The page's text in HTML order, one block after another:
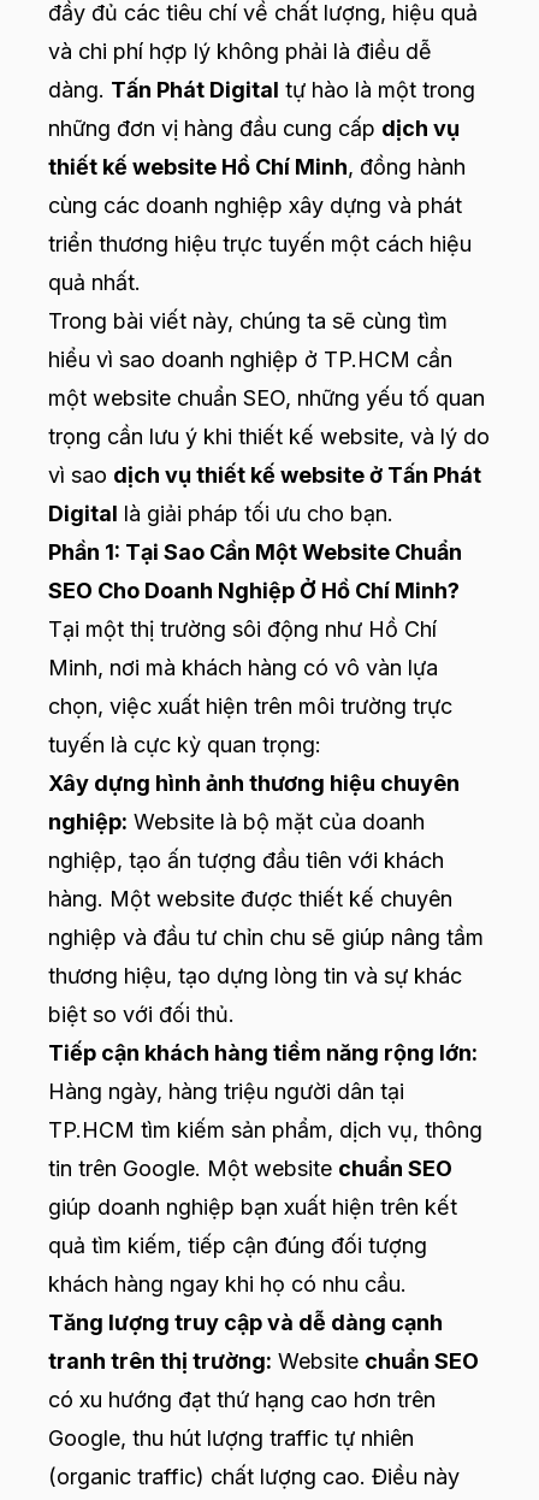
đầy đủ các tiêu chí về chất lượng, hiệu quả
và chi phí hợp lý không phải là điều dễ
dàng. Tấn Phát Digital tự hào là một trong
những đơn vị hàng đầu cung cấp dịch vụ
thiết kế website Hồ Chí Minh, đồng hành
cùng các doanh nghiệp xây dựng và phát
triển thương hiệu trực tuyến một cách hiệu
quả nhất.
Trong bài viết này, chúng ta sẽ cùng tìm
hiểu vì sao doanh nghiệp ở TP.HCM cần
một website chuẩn SEO, những yếu tố quan
trọng cần lưu ý khi thiết kế website, và lý do
vì sao dịch vụ thiết kế website ở Tấn Phát
Digital là giải pháp tối ưu cho bạn.
Phần 1: Tại Sao Cần Một Website Chuẩn
SEO Cho Doanh Nghiệp Ở Hồ Chí Minh?
Tại một thị trường sôi động như Hồ Chí
Minh, nơi mà khách hàng có vô vàn lựa
chọn, việc xuất hiện trên môi trường trực
tuyến là cực kỳ quan trọng:
Xây dựng hình ảnh thương hiệu chuyên
nghiệp: Website là bộ mặt của doanh
nghiệp, tạo ấn tượng đầu tiên với khách
hàng. Một website được thiết kế chuyên
nghiệp và đầu tư chỉn chu sẽ giúp nâng tầm
thương hiệu, tạo dựng lòng tin và sự khác
biệt so với đối thủ.
Tiếp cận khách hàng tiềm năng rộng lớn:
Hàng ngày, hàng triệu người dân tại
TP.HCM tìm kiếm sản phẩm, dịch vụ, thông
tin trên Google. Một website chuẩn SEO
giúp doanh nghiệp bạn xuất hiện trên kết
quả tìm kiếm, tiếp cận đúng đối tượng
khách hàng ngay khi họ có nhu cầu.
Tăng lượng truy cập và dễ dàng cạnh
tranh trên thị trường: Website chuẩn SEO
có xu hướng đạt thứ hạng cao hơn trên
Google, thu hút lượng traffic tự nhiên
(organic traffic) chất lượng cao. Điều này